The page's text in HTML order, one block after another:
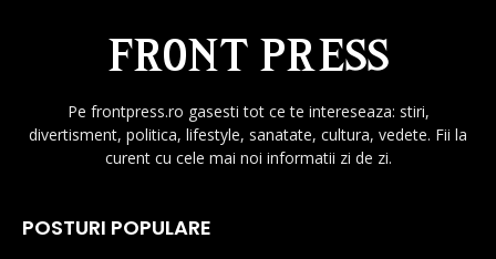
Pe frontpress.ro gasesti tot ce te intereseaza: stiri,
divertisment, politica, lifestyle, sanatate, cultura, vedete. Fii la
curent cu cele mai noi informatii zi de zi.
POSTURI POPULARE